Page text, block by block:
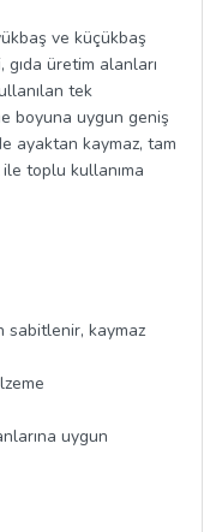
ve küçükbaş
üretim alanları
tek
boyuna uygun geniş
ayaktan kaymaz, tam
toplu kullanıma
sabitlenir, kaymaz
uygun